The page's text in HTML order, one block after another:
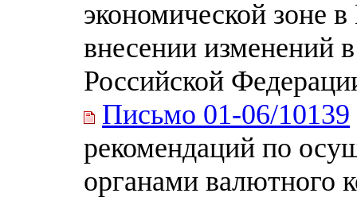
экономической зоне
внесении изменений
Российской
Письмо 01-06/10139
рекомендаций по
органами валютного